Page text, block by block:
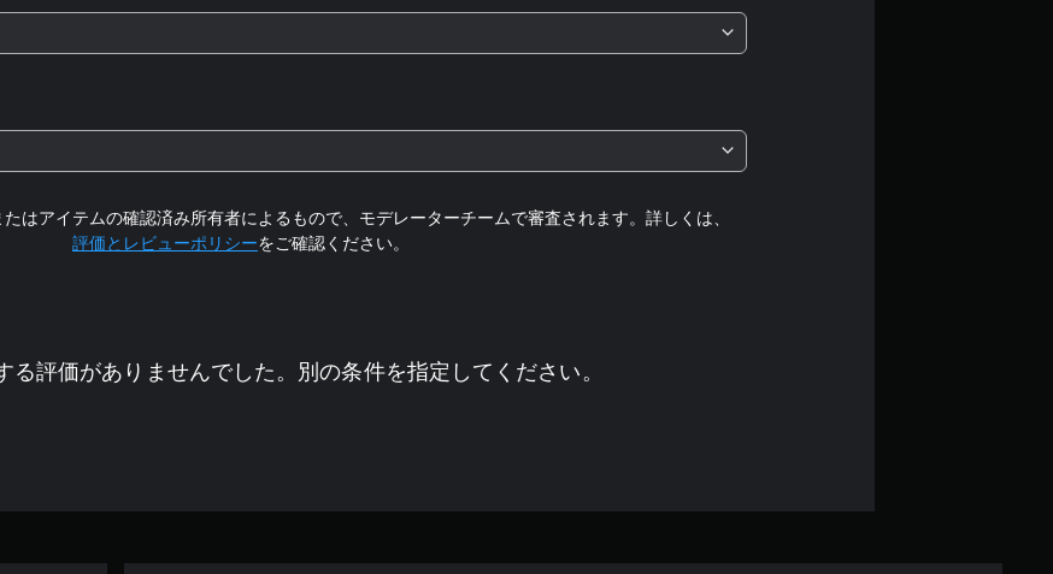
はアイテムの確認済み所有者によるもので、モデレーターチームで審査されます。詳しくは、
評価とレビューポリシーをご確認ください。
る評価がありませんでした。別の条件を指定してください。